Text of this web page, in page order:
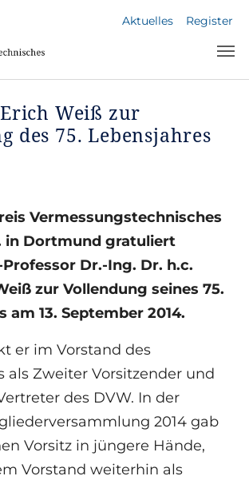
Aktuelles Register
Weiß zur
des 75. Lebensjahres
Vermessungstechnisches
in Dortmund gratuliert
Dr.-Ing. Dr. h.c.
zur Vollendung seines 75.
am 13. September 2014.
er im Vorstand des
als Zweiter Vorsitzender und
des DVW. In der
2014 gab
Vorsitz in jüngere Hände,
Vorstand weiterhin als